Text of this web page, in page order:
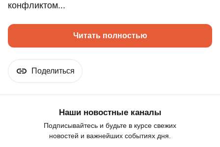
конфликтом...
Читать полностью
Поделиться
Наши новостные каналы
Подписывайтесь и будьте в курсе свежих
новостей и важнейших событиях дня.